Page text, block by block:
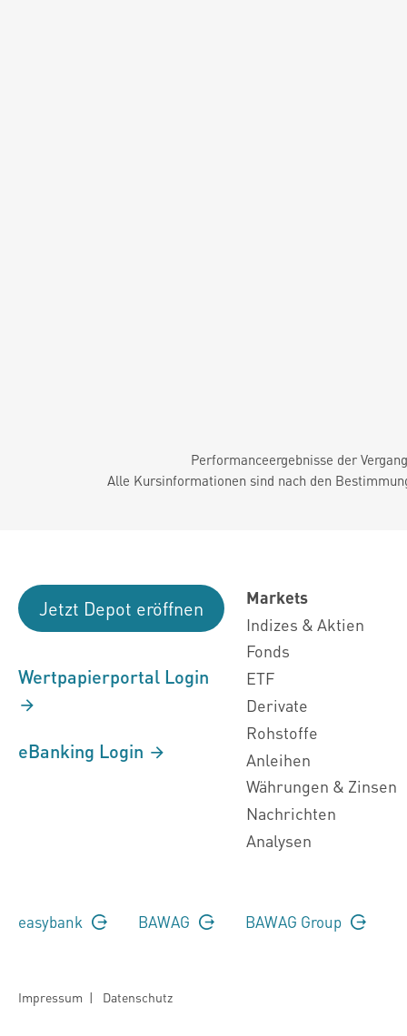
Performanceergebnisse der
Alle Kursinformationen sind nach den
Jetzt Depot eröffnen
Wertpapierportal Login
eBanking Login
Markets
Indizes & Aktien
Fonds
ETF
Derivate
Rohstoffe
Anleihen
Währungen & Zinsen
Nachrichten
Analysen
easybank BAWAG BAWAG Group
Impressum | Datenschutz